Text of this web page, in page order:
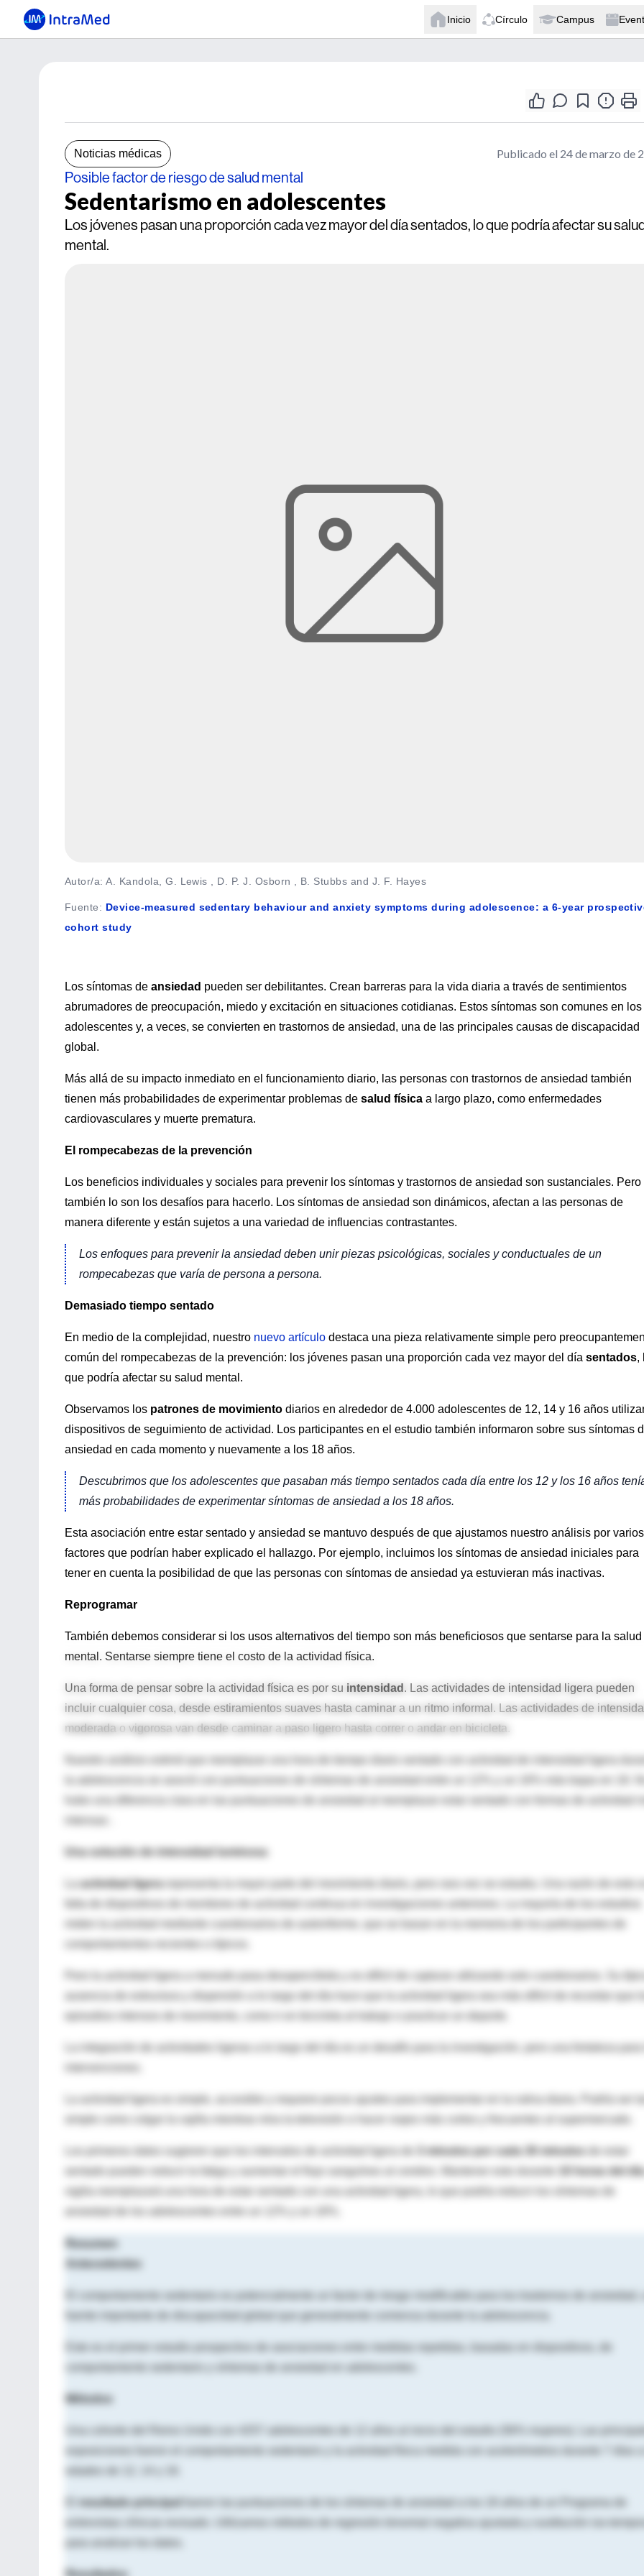
Inicio Círculo Campus
Noticias médicas Publicado el 24 de marzo de
Posible factor de riesgo de salud mental
Sedentarismo en adolescentes
Los jóvenes pasan una proporción cada vez mayor del día sentados, lo que podría afectar su
mental.
Autor/a: A. Kandola, G. Lewis , D. P. J. Osborn , B. Stubbs and J. F. Hayes
Fuente: Device-measured sedentary behaviour and anxiety symptoms during adolescence: a 6-year
cohort study
Los síntomas de ansiedad pueden ser debilitantes. Crean barreras para la vida diaria a través de sentimientos
abrumadores de preocupación, miedo y excitación en situaciones cotidianas. Estos síntomas son comunes en los
adolescentes y, a veces, se convierten en trastornos de ansiedad, una de las principales causas de discapacidad
global.
Más allá de su impacto inmediato en el funcionamiento diario, las personas con trastornos de ansiedad también
tienen más probabilidades de experimentar problemas de salud física a largo plazo, como enfermedades
cardiovasculares y muerte prematura.
El rompecabezas de la prevención
Los beneficios individuales y sociales para prevenir los síntomas y trastornos de ansiedad son sustanciales. Pero
también lo son los desafíos para hacerlo. Los síntomas de ansiedad son dinámicos, afectan a las personas de
manera diferente y están sujetos a una variedad de influencias contrastantes.
Los enfoques para prevenir la ansiedad deben unir piezas psicológicas, sociales y conductuales de un
rompecabezas que varía de persona a persona.
Demasiado tiempo sentado
En medio de la complejidad, nuestro nuevo artículo destaca una pieza relativamente simple pero
común del rompecabezas de la prevención: los jóvenes pasan una proporción cada vez mayor del día sentados,
que podría afectar su salud mental.
Observamos los patrones de movimiento diarios en alrededor de 4.000 adolescentes de 12, 14 y 16 años
dispositivos de seguimiento de actividad. Los participantes en el estudio también informaron sobre sus síntomas
ansiedad en cada momento y nuevamente a los 18 años.
Descubrimos que los adolescentes que pasaban más tiempo sentados cada día entre los 12 y los 16 años
más probabilidades de experimentar síntomas de ansiedad a los 18 años.
Esta asociación entre estar sentado y ansiedad se mantuvo después de que ajustamos nuestro análisis por varios
factores que podrían haber explicado el hallazgo. Por ejemplo, incluimos los síntomas de ansiedad iniciales para
tener en cuenta la posibilidad de que las personas con síntomas de ansiedad ya estuvieran más inactivas.
Reprogramar
También debemos considerar si los usos alternativos del tiempo son más beneficiosos que sentarse para la salud
mental. Sentarse siempre tiene el costo de la actividad física.
Una forma de pensar sobre la actividad física es por su intensidad . Las actividades de intensidad ligera pueden
incluir cualquier cosa, desde estiramientos suaves hasta caminar a un ritmo informal. Las actividades de
moderada o vigorosa van desde caminar a paso ligero hasta correr o andar en bicicleta.
Nuestro análisis estimó que reemplazar una hora de tiempo diario sentado con actividad de intensidad ligera
Una solución de intensidad luminosa
actividad ligera
representa la mayor parte del movimiento diario, pero rara vez se estudia. Una razón de esto
falta de dispositivos de monitoreo de actividad continua en investigaciones anteriores. La mayoría de los estudios
comportamientos recientes o típicos.
Pero la actividad ligera a menudo pasa desapercibida y es difícil de capturar utilizando solo cuestionarios. Su
ausencia de estructura y dispersión a lo largo del día hace que la actividad ligera sea más difícil de recordar que
La integración de actividades ligeras a lo largo del día es un desafío para la investigación, pero una fortaleza
La actividad ligera es simple, accesible y requiere pocos ajustes para implementar en la rutina diaria. Podría ser
simple como colgar la vajilla mientras mira la televisión o hacer viajes más cortos y frecuentes al supermercado.
Los primeros datos sugieren que los intervalos de actividad ligera de 3 minutos por cada 30 minutos
sentado pueden reducir la fatiga y aumentar el flujo sanguíneo al cerebro. Mantener esto durante
10 horas del día
vigilia reemplazará una hora de estar sentado con una actividad ligera, lo que podría reducir los síntomas de
Resumen
Antecedentes
El comportamiento sedentario es potencialmente un factor de riesgo modificable para los trastornos de ansiedad,
fuente importante de discapacidad global que generalmente comienza durante la adolescencia.
Métodos
resultado principal
fueron las puntuaciones de los síntomas de ansiedad a los 18 años de un Programa de
entrevistas clínicas revisado. Utilizamos métodos de regresión binomial negativa ajustada y sustitución iso-